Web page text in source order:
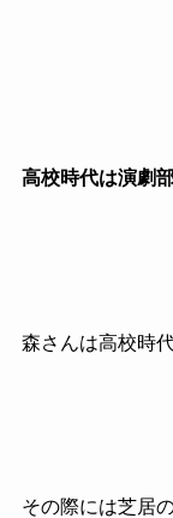
高校時代は演劇
森さんは高校時
その際には芝居